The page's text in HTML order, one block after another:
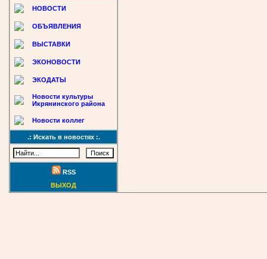
НОВОСТИ
ОБЪЯВЛЕНИЯ
ВЫСТАВКИ
ЭКОНОВОСТИ
ЭКОДАТЫ
Новости культуры
Икрянинского района
Новости коллег
.: Искать в новостях :.
RSS
ВЫХОД